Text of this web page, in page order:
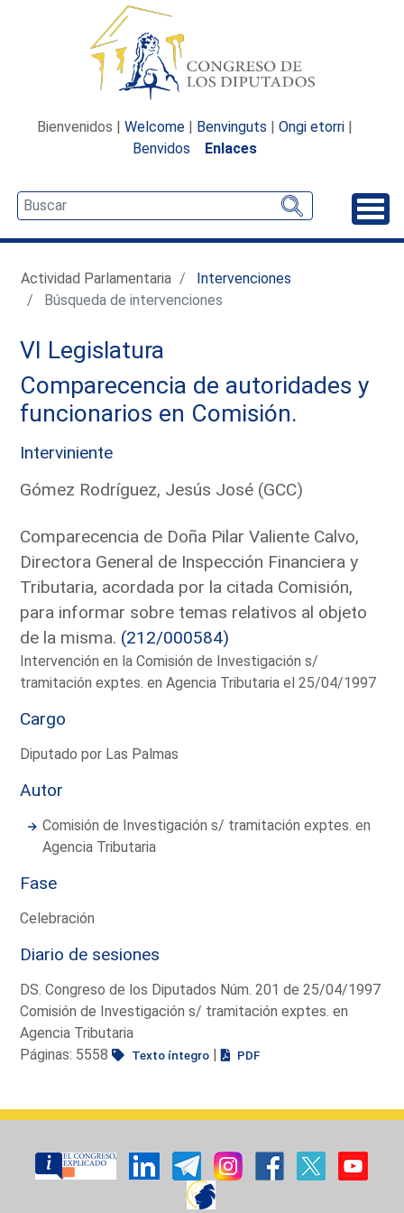
Bienvenidos | Welcome | Benvinguts | Ongi etorri |
Benvidos
Enlaces
Actividad Parlamentaria
Intervenciones
Búsqueda de intervenciones
VI Legislatura
Comparecencia de autoridades y
funcionarios en Comisión.
Interviniente
Gómez Rodríguez, Jesús José (GCC)
Comparecencia de Doña Pilar Valiente Calvo,
Directora General de Inspección Financiera y
Tributaria, acordada por la citada Comisión,
para informar sobre temas relativos al objeto
de la misma. (212/000584)
Intervención en la Comisión de Investigación s/
tramitación exptes. en Agencia Tributaria el 25/04/1997
Cargo
Diputado por Las Palmas
Autor
Comisión de Investigación s/ tramitación exptes. en
Agencia Tributaria
Fase
Celebración
Diario de sesiones
DS. Congreso de los Diputados Núm. 201 de 25/04/1997
Comisión de Investigación s/ tramitación exptes. en
Agencia Tributaria
Páginas: 5558
Texto íntegro | PDF